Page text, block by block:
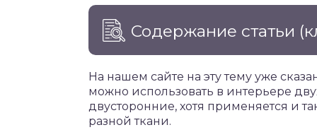
Содержание статьи
На нашем сайте на эту тему уже
можно использовать в интерьере
двусторонние, хотя применяется и
разной ткани.